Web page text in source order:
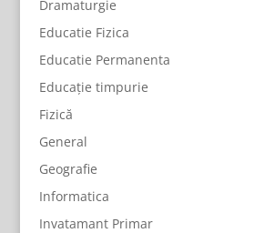
Dramaturgie
Educatie Fizica
Educatie Permanenta
Educație timpurie
Fizică
General
Geografie
Informatica
Invatamant Primar